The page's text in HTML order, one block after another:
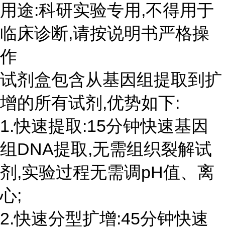
用途:科研实验专用,不得用于
临床诊断,请按说明书严格操
作
试剂盒包含从基因组提取到扩
增的所有试剂,优势如下:
1.快速提取:15分钟快速基因
组DNA提取,无需组织裂解试
剂,实验过程无需调pH值、离
心;
2.快速分型扩增:45分钟快速